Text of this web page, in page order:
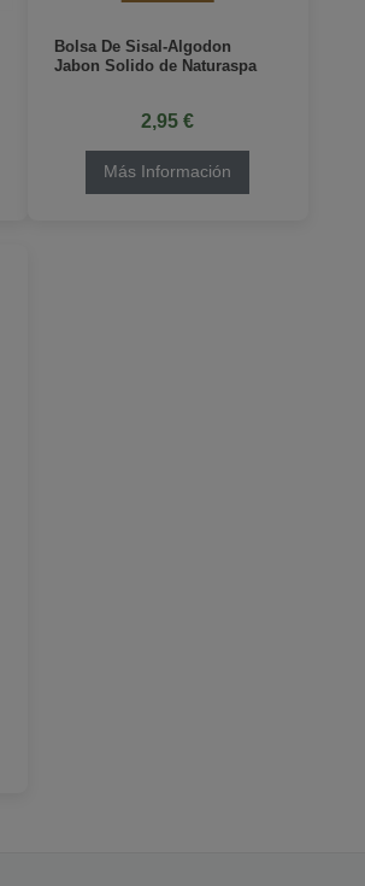
Bolsa De Sisal-Algodon
Jabon Solido de Naturaspa
2,95 €
Más Información